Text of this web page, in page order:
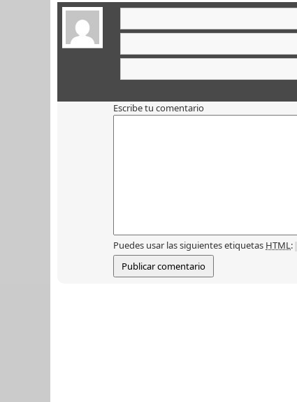
Escribe tu comentario
Puedes usar las siguientes etiquetas HTML: